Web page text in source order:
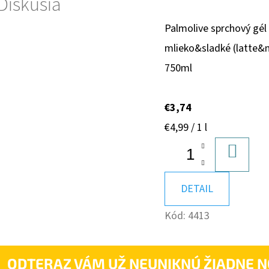
Palmolive sprchový
mlieko&sladké
750ml
€3,74
Jednotková
cena:
€4,99 / 1 l
DETAIL
Kód: 4413
ODTERAZ VÁM UŽ NEUNIKNÚ ŽIADNE